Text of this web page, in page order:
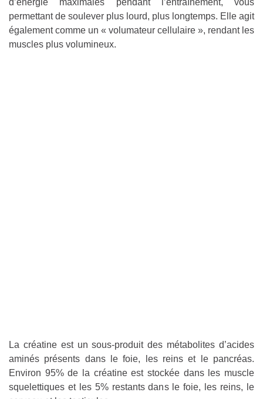
permettant de soulever plus lourd, plus longtemps. Elle agit
également comme un « volumateur cellulaire », rendant les
muscles plus volumineux.
La créatine est un sous-produit des métabolites d’acides
aminés présents dans le foie, les reins et le pancréas.
Environ 95% de la créatine est stockée dans les muscle
squelettiques et les 5% restants dans le foie, les reins, le